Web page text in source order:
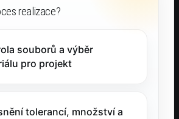
realizace?
souborů a výběr
pro projekt
tolerancí, množství a